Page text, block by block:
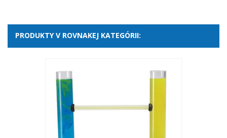
PRODUKTY V ROVNAKEJ KATEGÓRII: